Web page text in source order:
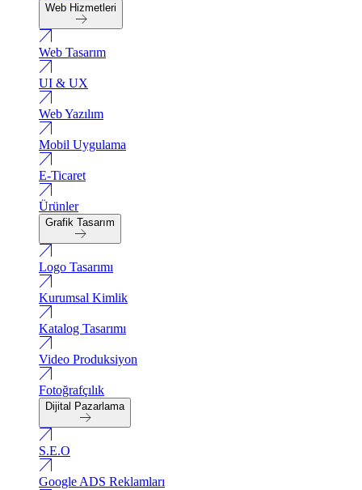
Web Hizmetleri
Web Tasarım
UI & UX
Web Yazılım
Mobil Uygulama
E-Ticaret
Ürünler
Grafik Tasarım
Logo Tasarımı
Kurumsal Kimlik
Katalog Tasarımı
Video Produksiyon
Fotoğrafçılık
Dijital Pazarlama
S.E.O
Google ADS Reklamları